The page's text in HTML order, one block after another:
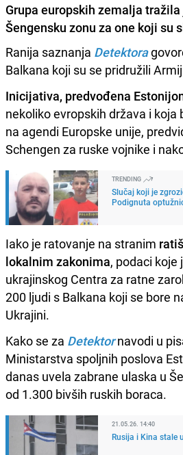
Grupa europskih zemalja
Šengensku zonu za one koji su
Ranija saznanja Detektora
Balkana koji su se pridružili
Inicijativa, predvođena
nekoliko evropskih država i koja
na agendi Europske unije,
Schengen za ruske vojnike i
TRENDING
Slučaj koji je
Podignuta
Iako je ratovanje na stranim
lokalnim zakonima, podaci koje
ukrajinskog Centra za ratne
200 ljudi s Balkana koji se bore
Ukrajini.
Kako se za Detektor navodi u
Ministarstva spoljnih poslova
danas uvela zabrane ulaska u
od 1.300 bivših ruskih boraca.
21.05.26. 14:40
Rusija i Kina stale